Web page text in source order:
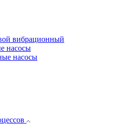
вибрационный
насосы
насосы